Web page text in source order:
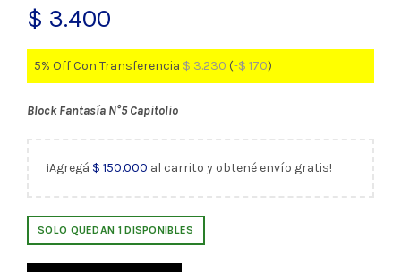
$ 3.400
5% Off Con Transferencia $ 3.230 (-$ 170)
Block Fantasía N°5 Capitolio
¡Agregá $ 150.000 al carrito y obtené envío gratis!
SOLO QUEDAN 1 DISPONIBLES